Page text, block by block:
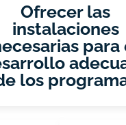
Ofrecer las
instalaciones
para
los